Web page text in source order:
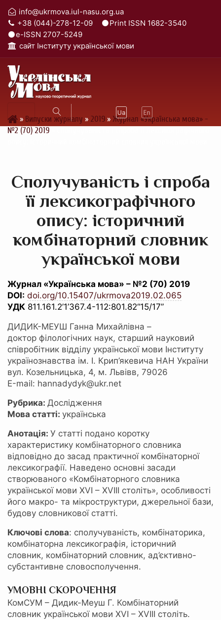
info@ukrmova.iul-nasu.org.ua
+38 (044)-278-12-09
Print ISSN 1682-3540
e-ISSN 2707-5249
cайт Інституту української мови
» Випуски журналу » 2019 » Журнал «Українська мова» -
№2 (70) 2019
Сполучуваність і спроба
її лексикографічного
опису: історичний
комбінаторний словник
української мови
Журнал «Українська мова» – №2 (70) 2019
DOI: doi.org/10.15407/ukrmova2019.02.065
УДК 811.161.2’1’367.4-112:801.82“15/17”
ДИДИК-МЕУШ Ганна Михайлівна –
доктор філологічних наук, старший науковий
співробітник відділу української мови Інституту
українознавства ім. І. Крип’якевича НАН України
вул. Козельницька, 4, м. Львівв, 79026
Е-mail: hannadydyk@ukr.net
Рубрика: Дослідження
Мова статті: українська
Анотація: У статті подано коротку
характеристику комбінаторного словника
відповідно до засад практичної комбінаторної
лексикографії. Наведено основні засади
створюваного «Комбінаторного словника
української мови XVІ – XVIII століть», особливості
його макро- та мікроструктури, джерельної бази,
будову словникової статті.
Ключові слова: сполучуваність, комбінаторика,
комбінаторна лексикографія, історичний
словник, комбінаторний словник, ад’єктивно-
субстантивне словосполучення.
УМОВНІ СКОРОЧЕННЯ
КомСУМ – Дидик-Меуш Г. Комбінаторний
словник української мови XVI – XVIII століть.